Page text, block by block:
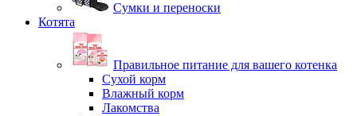
Сумки и переноски
Котята
Правильное питание для вашего котенка
Сухой корм
Влажный корм
Лакомства